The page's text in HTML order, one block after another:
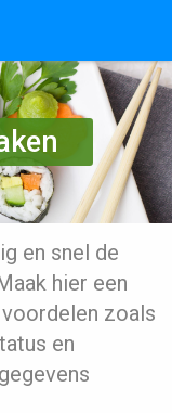
en snel de
hier een
zoals
en